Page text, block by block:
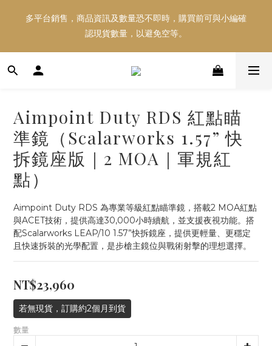
多平台銷售，商品資訊及數量恐不即時，購買前可與小編確
認現貨數量，以避免空等。
多平台銷售，商品資訊及數量恐不即時，購買前可與小編確
認現貨數量，以避免空等。
好東西跟好朋友分享～推薦好友一同享100元購物金！！！
多平台銷售，商品資訊及數量恐不即時，購買前可與小編確
認現貨數量，以避免空等。
Aimpoint Duty RDS 紅點瞄
準鏡（Scalarworks 1.57” 快
拆鏡座版｜2 MOA｜軍規紅
點）
Aimpoint Duty RDS 為專業等級紅點瞄準鏡，搭載2 MOA紅點
與ACET技術，提供高達30,000小時續航，並支援夜視功能。搭
配Scalarworks LEAP/10 1.57”快拆鏡座，提供更輕量、更穩定
且快速拆裝的光學配置，是步槍主鏡位與戰術射擊的理想選擇。
NT$23,960
若無現貨，訂購約2個月到貨
數量